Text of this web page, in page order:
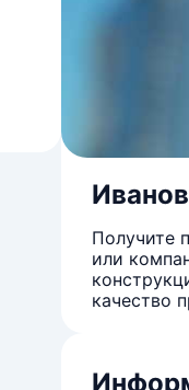
Получите
или
качество